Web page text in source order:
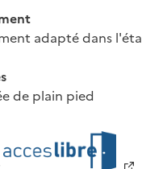
adapté dans
de plain pied